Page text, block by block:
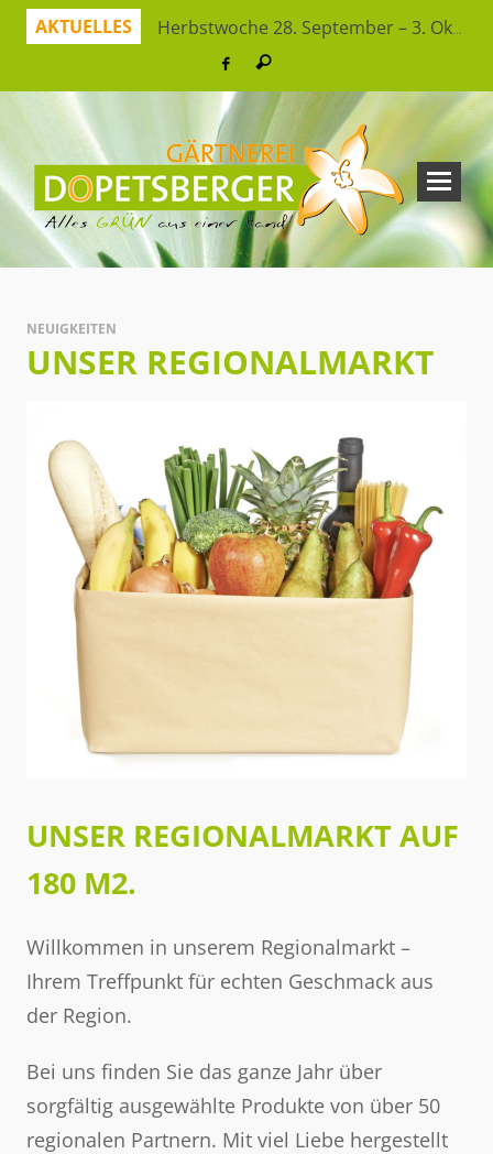
AKTUELLES Herbstwoche 28. September – 3. Oktober
Herbstzeit ist Pflanzzeit!
Jetzt sparen mit unserer App
Hitzeresistente Pflanzen für unsere Gärten
Virtueller Rundgang in der Erlebnisgärtnerei
So bleibt Ihr grünes Paradies gesund und schön
Workshop Herbststrauß
NEUIGKEITEN
UNSER REGIONALMARKT
UNSER REGIONALMARKT AUF
180 M2.
Willkommen in unserem Regionalmarkt –
Ihrem Treffpunkt für echten Geschmack aus
der Region.
Bei uns finden Sie das ganze Jahr über
sorgfältig ausgewählte Produkte von über 50
regionalen Partnern. Mit viel Liebe hergestellt